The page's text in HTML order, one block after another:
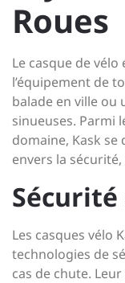
Roues
Le casque de
l’équipement de
balade en ville ou
sinueuses. Parmi
domaine, Kask
envers la
Les casques vélo
technologies de
cas de chute.